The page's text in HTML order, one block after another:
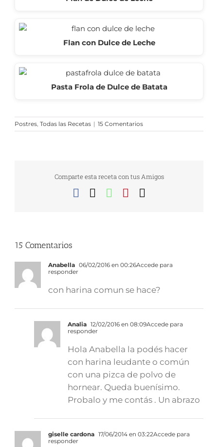
Flan con Dulce de Leche
Pasta Frola de Dulce de Batata
Postres, Todas las Recetas | 15 Comentarios
Comparte esta receta con tus Amigos
FacebookWhatsApp
Pinterest
15 Comentarios
Anabella 06/02/2016 en 00:26Accede para
responder
con harina comun se hace?
Analia 12/02/2016 en 08:09Accede para
responder
Hola Anabella la podés hacer
con harina leudante o común
con una pizca de polvo de
hornear. Queda buenísimo.
Probalo y me contás . Un abrazo
giselle cardona 17/06/2014 en 03:22Accede para
responder